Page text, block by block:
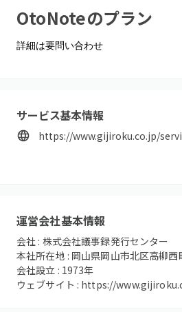
OtoNoteのプラン
詳細は要問い合わせ
サービス基本情報
https://www.gijiroku.co.jp/
運営会社基本情報
会社 : 株式会社議事録発行センター
本社所在地 : 岡山県岡山市北区高柳西
会社設立 : 1973年
ウェブサイト : https://